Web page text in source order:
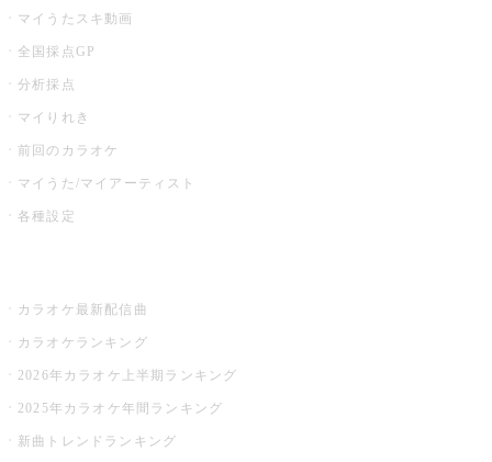
マイうたスキ動画
全国採点GP
分析採点
マイりれき
前回のカラオケ
マイうた/マイアーティスト
各種設定
カラオケ最新配信曲
カラオケランキング
2026年カラオケ上半期ランキング
2025年カラオケ年間ランキング
新曲トレンドランキング